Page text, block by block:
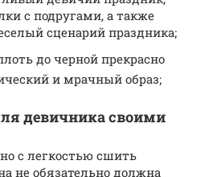
с подругами, а также
сценарий праздника;
до черной прекрасно
и мрачный образ;
девичника своими
с легкостью сшить
не обязательно должна